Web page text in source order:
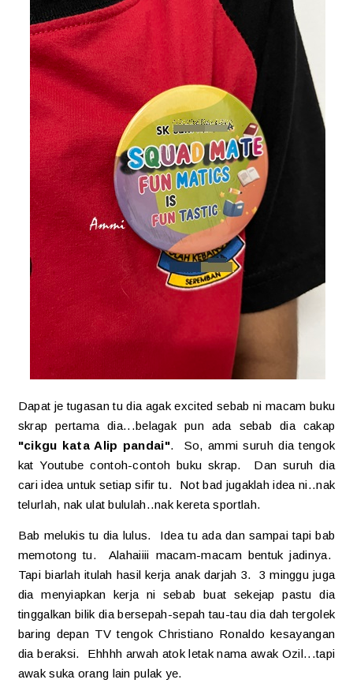
Dapat je tugasan tu dia agak excited sebab ni macam buku
skrap pertama dia...belagak pun ada sebab dia cakap
"cikgu kata Alip pandai". So, ammi suruh dia tengok
kat Youtube contoh-contoh buku skrap. Dan suruh dia
cari idea untuk setiap sifir tu. Not bad jugaklah idea ni..nak
telurlah, nak ulat bululah..nak kereta sportlah.
Bab melukis tu dia lulus. Idea tu ada dan sampai tapi bab
memotong tu. Alahaiiii macam-macam bentuk jadinya.
Tapi biarlah itulah hasil kerja anak darjah 3. 3 minggu juga
dia menyiapkan kerja ni sebab buat sekejap pastu dia
tinggalkan bilik dia bersepah-sepah tau-tau dia dah tergolek
baring depan TV tengok Christiano Ronaldo kesayangan
dia beraksi. Ehhhh arwah atok letak nama awak Ozil...tapi
awak suka orang lain pulak ye.